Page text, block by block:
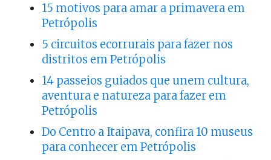
15 motivos para amar a primavera em
Petrópolis
5 circuitos ecorrurais para fazer nos
distritos em Petrópolis
14 passeios guiados que unem cultura,
aventura e natureza para fazer em
Petrópolis
Do Centro a Itaipava, confira 10 museus
para conhecer em Petrópolis